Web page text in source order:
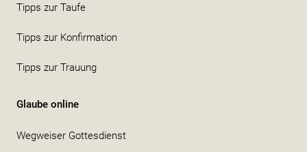
Tipps zur Taufe
Tipps zur Konfirmation
Tipps zur Trauung
Glaube online
Wegweiser Gottesdienst